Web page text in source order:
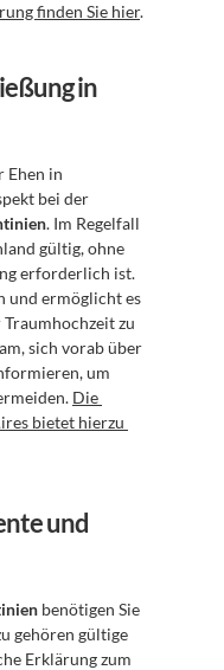
finden Sie hier.
in
Ehen in
. Im Regelfall
gültig, ohne
erforderlich ist.
und ermöglicht es
zu
sich vorab über
um
Die
bietet hierzu
und
benötigen Sie
gehören gültige
Erklärung zum